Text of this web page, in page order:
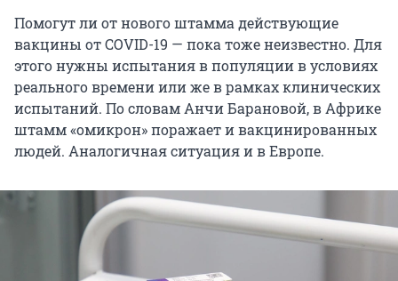
Помогут ли от нового штамма действующие
вакцины от COVID-19 — пока тоже неизвестно. Для
этого нужны испытания в популяции в условиях
реального времени или же в рамках клинических
испытаний. По словам Анчи Барановой, в Африке
штамм «омикрон» поражает и вакцинированных
людей. Аналогичная ситуация и в Европе.